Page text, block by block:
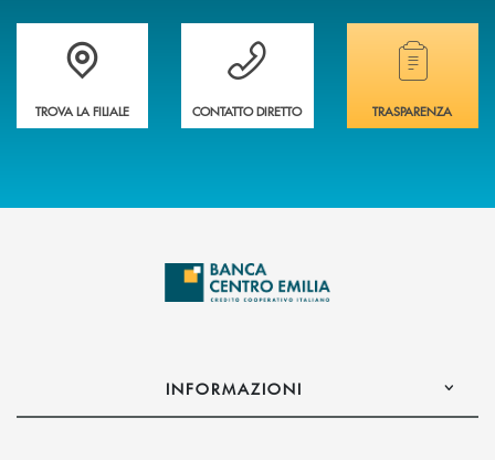
Accedi all' elenco completo delle filiali
TROVA LA FILIALE
Vuoi avere maggiori informazioni sulla
CONTATTO DIRETTO
Hai bisogno di
TRASPARENZA
INFORMAZIONI